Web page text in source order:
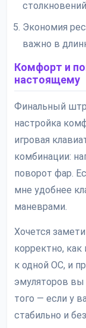
Экономия
важно в
Комфорт и
настоящему
Финальный
настройка
игровая
комбинации:
поворот фар.
мне удобнее
маневрами.
Хочется
корректно, как
к одной ОС, и
эмуляторов вы
того — если у
стабильно и